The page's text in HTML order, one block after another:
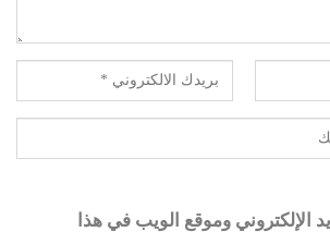
الإلكتروني وموقع الويب في هذا